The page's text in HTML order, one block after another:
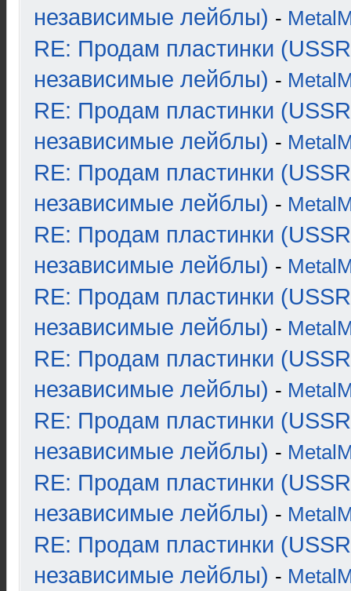
независимые лейблы) -
RE: Продам пластинки
независимые лейблы) -
RE: Продам пластинки
независимые лейблы) -
RE: Продам пластинки
независимые лейблы) -
RE: Продам пластинки
независимые лейблы) -
RE: Продам пластинки
независимые лейблы) -
RE: Продам пластинки
независимые лейблы) -
RE: Продам пластинки
независимые лейблы) -
RE: Продам пластинки
независимые лейблы) -
RE: Продам пластинки
независимые лейблы) -